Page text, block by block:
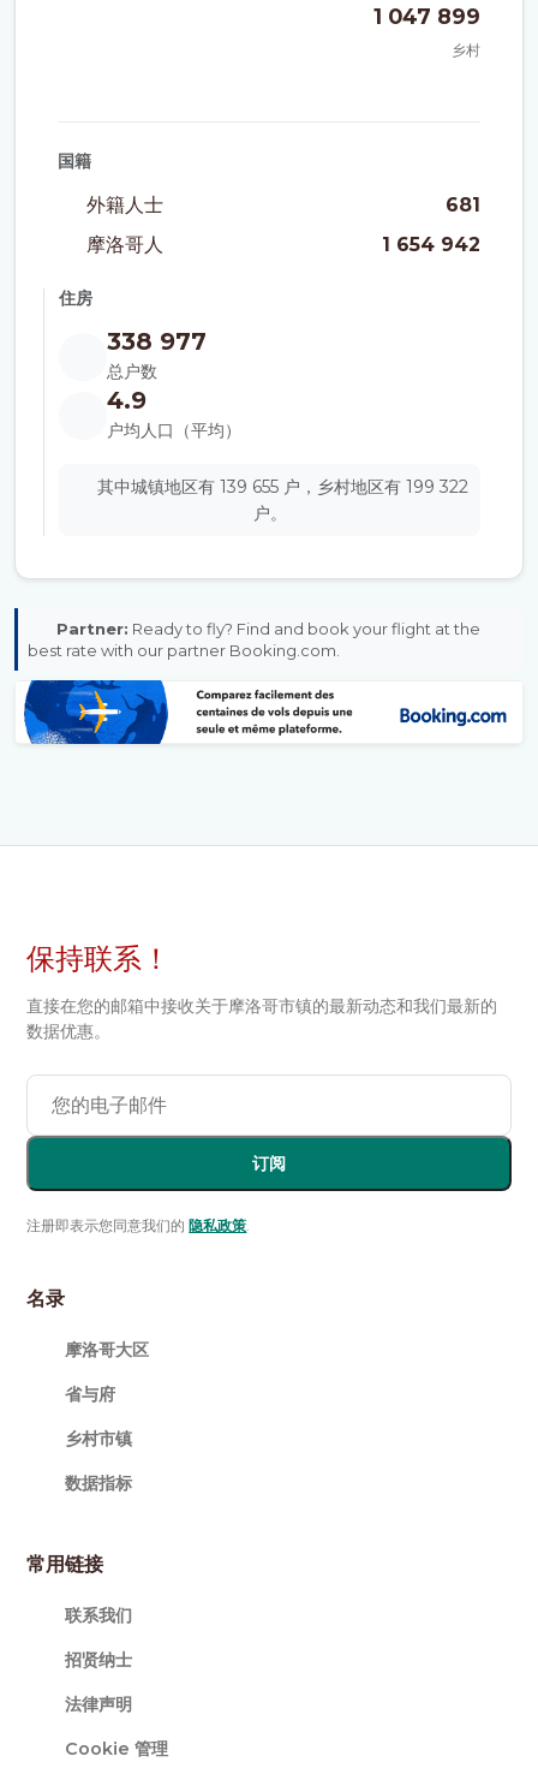
1 047 899
乡村
国籍
外籍人士
681
摩洛哥人
1 654 942
住房
338 977
总户数
4.9
户均人口（平均）
其中城镇地区有 139 655 户，乡村地区有 199 322
户。
Partner: Ready to fly? Find and book your flight at the
best rate with our partner Booking.com.
保持联系！
直接在您的邮箱中接收关于摩洛哥市镇的最新动态和我们最新的
数据优惠。
订阅
注册即表示您同意我们的 隐私政策
名录
摩洛哥大区
省与府
乡村市镇
数据指标
常用链接
联系我们
招贤纳士
法律声明
Cookie 管理